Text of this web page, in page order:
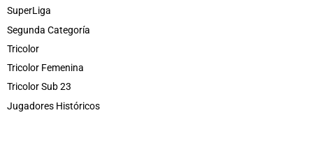
SuperLiga
Segunda Categoría
Tricolor
Tricolor Femenina
Tricolor Sub 23
Jugadores Históricos